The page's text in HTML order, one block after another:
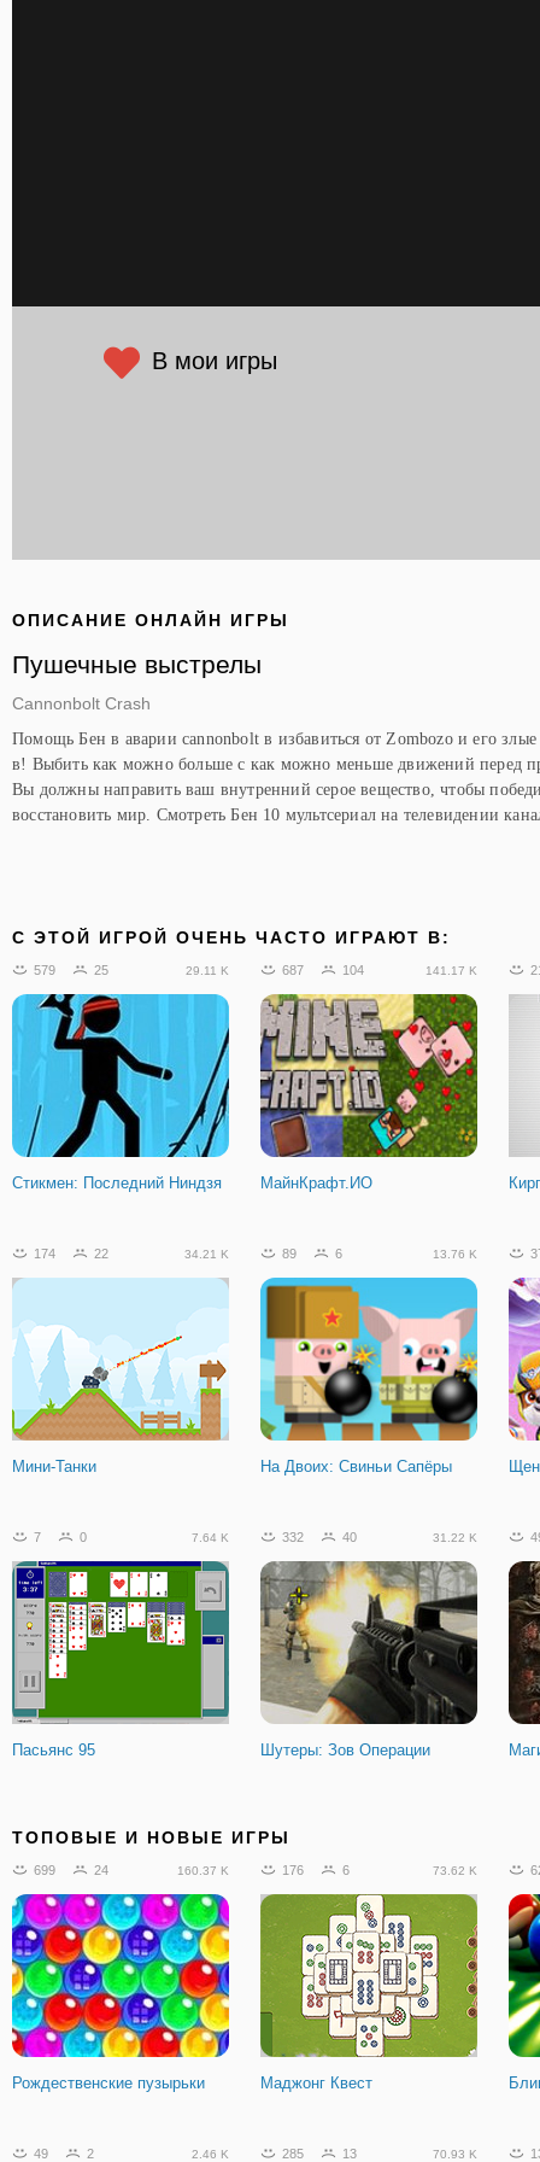
В мои игры
ОПИСАНИЕ ОНЛАЙН ИГРЫ
Пушечные выстрелы
Cannonbolt Crash
Помощь Бен в аварии cannonbolt в избавиться от Zombozo и его
в! Выбить как можно больше с как можно меньше движений перед
Вы должны направить ваш внутренний серое вещество, чтобы
восстановить мир. Смотреть Бен 10 мультсериал на телевидении
C ЭТОЙ ИГРОЙ ОЧЕНЬ ЧАСТО ИГРАЮТ В:
579 25 29.11 K
Стикмен: Последний Ниндзя
687 104 141.17 K
МайнКрафт.ИО
174 22 34.21 K
Мини-Танки
89 6 13.76 K
На Двоих: Свиньи Сапёры
7 0 7.64 K
Пасьянс 95
332 40 31.22 K
Шутеры: Зов Операции
Танковые войны. ио Стикмен Лучник 4
ТОПОВЫЕ И НОВЫЕ ИГРЫ
699 24 160.37 K
Рождественские пузырьки
176 6 73.62 K
Маджонг Квест
49 2 2.46 K 285 13 70.93 K